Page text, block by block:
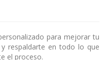
para mejorar tu
respaldarte en todo lo que
el proceso.